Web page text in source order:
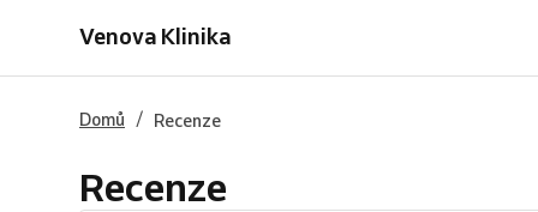
Venova Klinika
Domů / Recenze
Recenze